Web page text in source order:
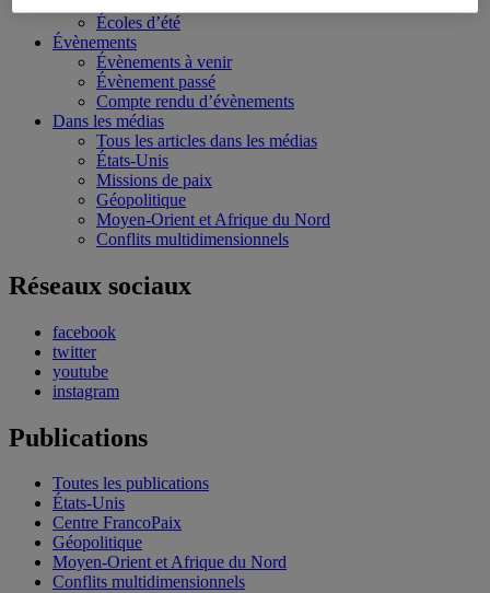
Écoles d’été
Évènements
Évènements à venir
Évènement passé
Compte rendu d’évènements
Dans les médias
Tous les articles dans les médias
États-Unis
Missions de paix
Géopolitique
Moyen-Orient et Afrique du Nord
Conflits multidimensionnels
Réseaux sociaux
facebook
twitter
youtube
instagram
Publications
Toutes les publications
États-Unis
Centre FrancoPaix
Géopolitique
Moyen-Orient et Afrique du Nord
Conflits multidimensionnels